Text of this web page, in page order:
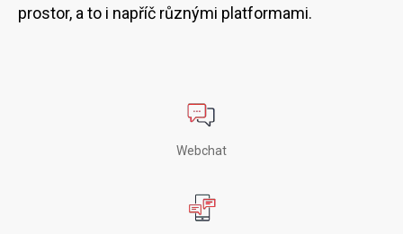
prostor, a to i napříč různými platformami.
Webchat